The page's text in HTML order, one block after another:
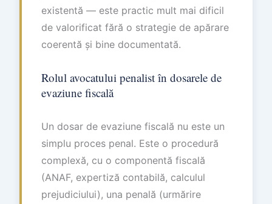
existentă — este practic mult mai dificil
de valorificat fără o strategie de apărare
coerentă și bine documentată.
Rolul avocatului penalist în dosarele de
evaziune fiscală
Un dosar de evaziune fiscală nu este un
simplu proces penal. Este o procedură
complexă, cu o componentă fiscală
(ANAF, expertiză contabilă, calculul
prejudiciului), una penală (urmărire